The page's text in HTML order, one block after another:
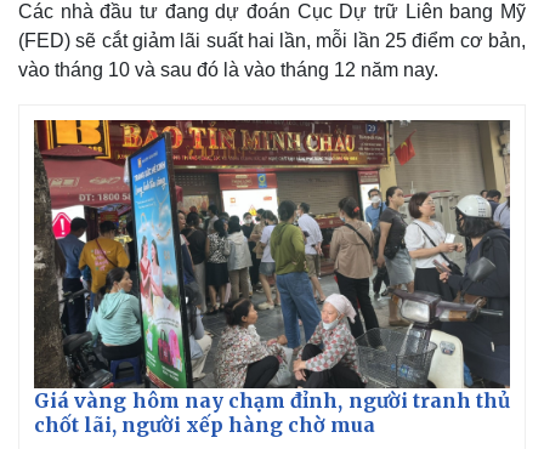
Kinh tế
Bất động sản
Khởi nghiệp
Thị trường
Giá vàng
Tiêu dùng
Các nhà đầu tư đang dự đoán Cục Dự trữ Liên bang Mỹ
(FED) sẽ cắt giảm lãi suất hai lần, mỗi lần 25 điểm cơ bản,
vào tháng 10 và sau đó là vào tháng 12 năm nay.
Giá vàng hôm nay chạm đỉnh, người tranh thủ
chốt lãi, người xếp hàng chờ mua